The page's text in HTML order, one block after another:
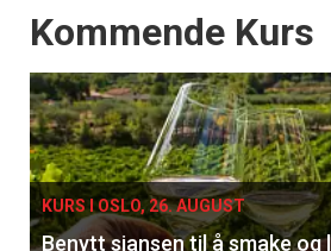
Events
Kommende Kurs
KURS I OSLO, 26. AUGUST
Benytt sjansen til å smake